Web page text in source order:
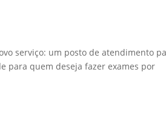
serviço: um posto de atendimento
para quem deseja fazer exames por